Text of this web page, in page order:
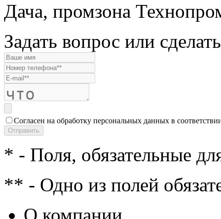
Дача, промзона
Задать вопрос или
Согласен на обработку персональных данных в
* - Поля, обязательные
** - Одно из полей
О компании